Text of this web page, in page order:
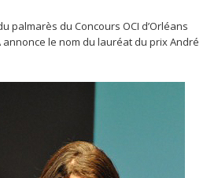
palmarès du Concours OCI d’Orléans
annonce le nom du lauréat du prix André